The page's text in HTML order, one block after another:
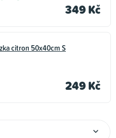
349 Kč
citron 50x40cm S
249 Kč